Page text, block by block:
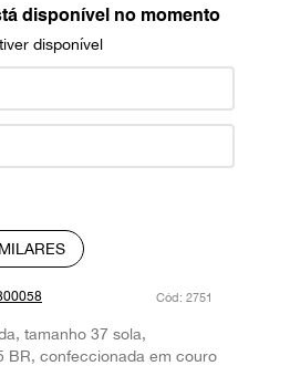
disponível no momento
disponível
: 2751
tamanho 37 sola,
BR, confeccionada em couro